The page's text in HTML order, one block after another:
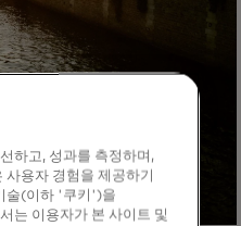
하고, 성과를 측정하며,
용자 경험을 제공하기
술(이하 '쿠키')을
는 이용자가 본 사이트 및